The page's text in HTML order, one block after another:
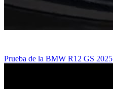
Prueba de la BMW R12 GS 2025